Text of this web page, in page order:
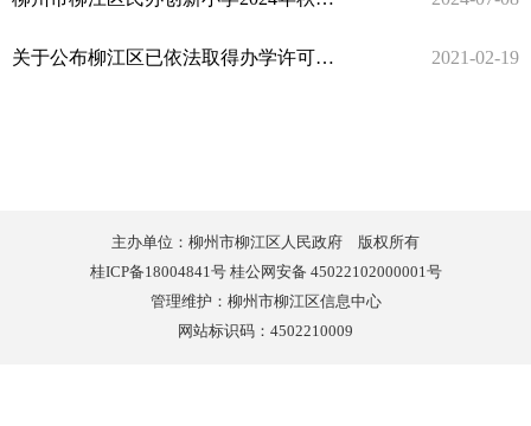
关于公布柳江区已依法取得办学许可证民办教育机构名单的通告 2021-02-19
主办单位：柳州市柳江区人民政府 版权所有
桂ICP备18004841号 桂公网安备 45022102000001号
管理维护：柳州市柳江区信息中心
网站标识码：4502210009